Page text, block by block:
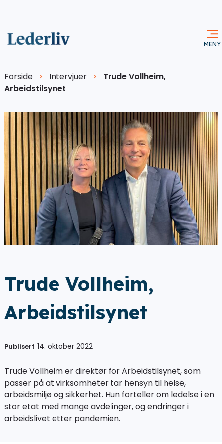
Forside > Intervjuer >
Trude Vollheim,
Arbeidstilsynet
Trude Vollheim,
Arbeidstilsynet
Publisert 14. oktober 2022
Trude Vollheim er direktør for Arbeidstilsynet, som
passer på at virksomheter tar hensyn til helse,
arbeidsmiljø og sikkerhet. Hun forteller om ledelse i en
stor etat med mange avdelinger, og endringer i
arbeidslivet etter pandemien.